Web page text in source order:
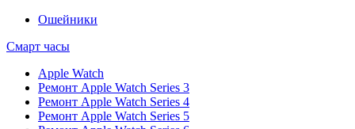
Ошейники
Смарт часы
Apple Watch
Ремонт Apple Watch Series 3
Ремонт Apple Watch Series 4
Ремонт Apple Watch Series 5